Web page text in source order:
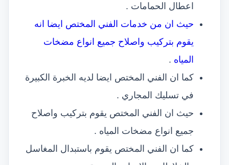
اعطال الحمامات .
حيث ان من خدمات الفني المختص ايضا انه
يقوم بتركيب واصلاح جميع انواع مضخات
المياه .
كما ان الفني المختص ايضا لديه الخبرة الكبيرة
في تسليك المجاري .
حيث ان الفني المختص يقوم بتركيب واصلاح
جميع انواع مضخات المياه .
كما ان الفني المختص يقوم باستبدال المغاسل